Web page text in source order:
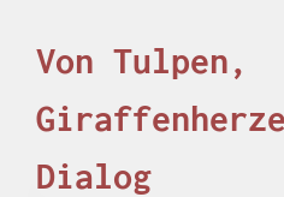
Von Tulpen,
Dialog